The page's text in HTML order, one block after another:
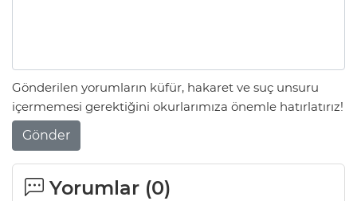
Gönderilen yorumların küfür, hakaret ve suç unsuru
içermemesi gerektiğini okurlarımıza önemle hatırlatırız!
Gönder
Yorumlar (0)